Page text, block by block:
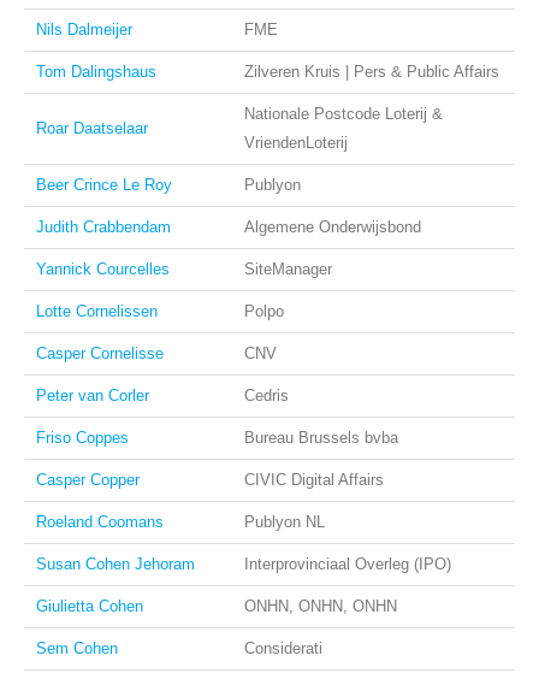
Nils Dalmeijer FME
Tom Dalingshaus Zilveren Kruis | Pers & Public Affairs
Roar Daatselaar
Nationale Postcode Loterij &
VriendenLoterij
Beer Crince Le Roy Publyon
Judith Crabbendam Algemene Onderwijsbond
Yannick Courcelles SiteManager
Lotte Cornelissen Polpo
Casper Cornelisse CNV
Peter van Corler Cedris
Friso Coppes Bureau Brussels bvba
Casper Copper CIVIC Digital Affairs
Roeland Coomans Publyon NL
Susan Cohen Jehoram Interprovinciaal Overleg (IPO)
Giulietta Cohen ONHN, ONHN, ONHN
Sem Cohen Considerati